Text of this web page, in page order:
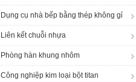
Dụng cụ nhà bếp bằng thép không gỉ
Liên kết chuỗi nhựa
Phòng hàn khung nhôm
Công nghiệp kim loại bột titan